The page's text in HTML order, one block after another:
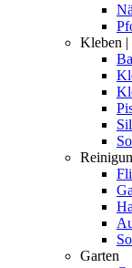
Kleben |
Garten